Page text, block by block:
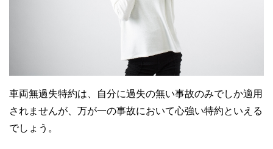
車両無過失特約は、自分に過失の無い事故のみでしか適用
されませんが、万が一の事故において心強い特約といえる
でしょう。